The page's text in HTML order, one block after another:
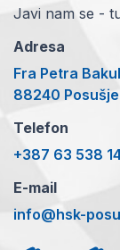
Javi nam se -
Adresa
Fra Petra
88240 Posušje
Telefon
+387 63 538
E-mail
info@hsk-